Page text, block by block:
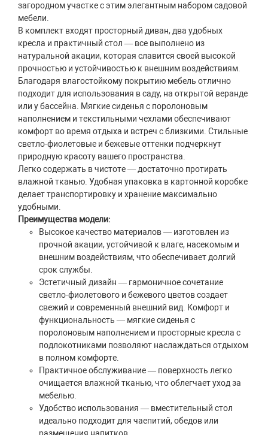
загородном участке с этим элегантным набором садовой
мебели.
В комплект входят просторный диван, два удобных
кресла и практичный стол — все выполнено из
натуральной акации, которая славится своей высокой
прочностью и устойчивостью к внешним воздействиям.
Благодаря влагостойкому покрытию мебель отлично
подходит для использования в саду, на открытой веранде
или у бассейна. Мягкие сиденья с поролоновым
наполнением и текстильными чехлами обеспечивают
комфорт во время отдыха и встреч с близкими. Стильные
светло-фиолетовые и бежевые оттенки подчеркнут
природную красоту вашего пространства.
Легко содержать в чистоте — достаточно протирать
влажной тканью. Удобная упаковка в картонной коробке
делает транспортировку и хранение максимально
удобными.
Преимущества модели:
Высокое качество материалов — изготовлен из
прочной акации, устойчивой к влаге, насекомым и
внешним воздействиям, что обеспечивает долгий
срок службы.
Эстетичный дизайн — гармоничное сочетание
светло-фиолетового и бежевого цветов создает
свежий и современный внешний вид. Комфорт и
функциональность — мягкие сиденья с
поролоновым наполнением и просторные кресла с
подлокотниками позволяют наслаждаться отдыхом
в полном комфорте.
Практичное обслуживание — поверхность легко
очищается влажной тканью, что облегчает уход за
мебелью.
Удобство использования — вместительный стол
идеально подходит для чаепитий, обедов или
размещения напитков.